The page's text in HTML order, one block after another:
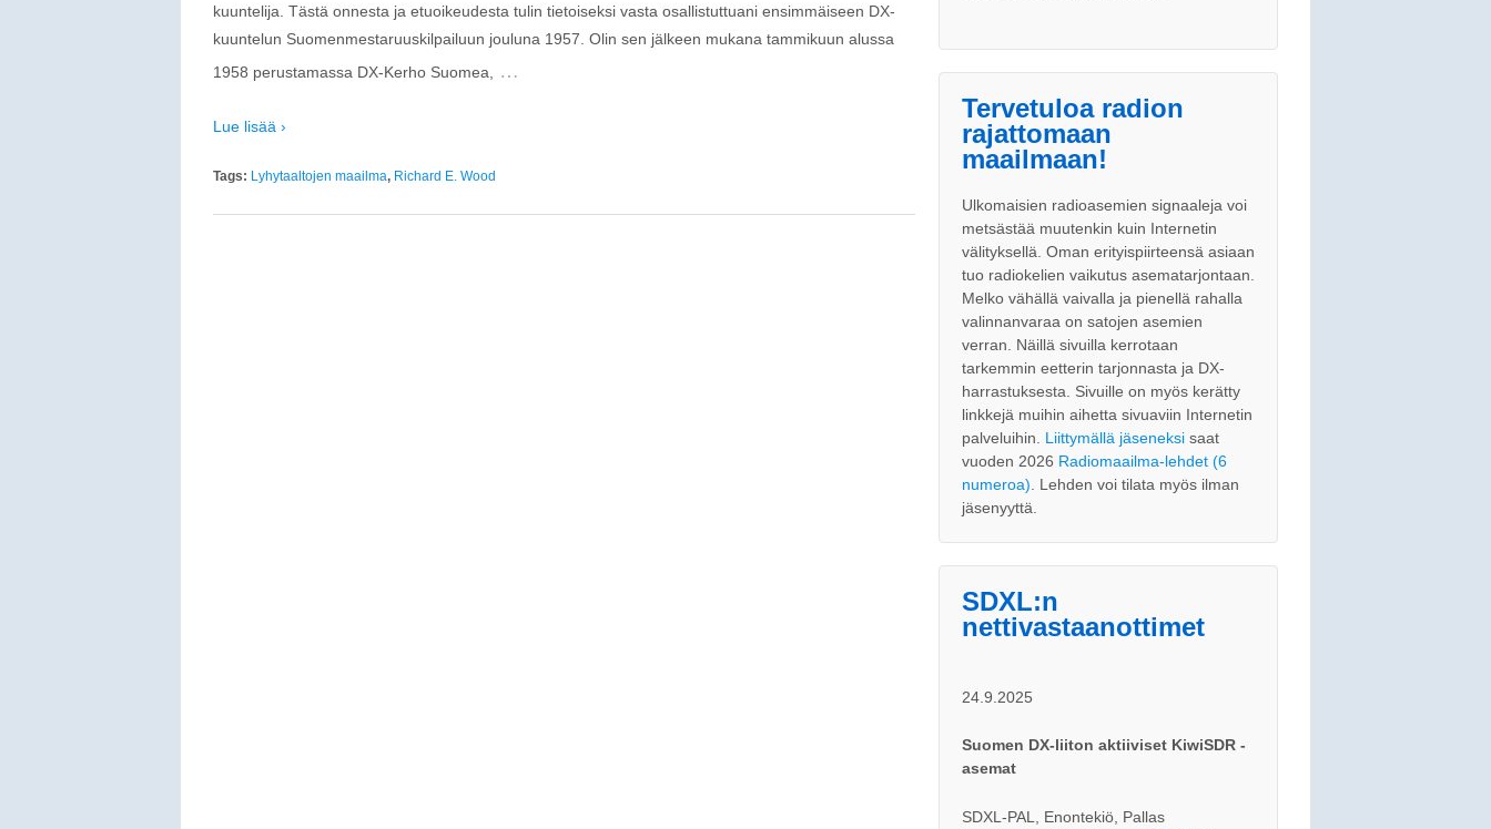
kuuntelija. Tästä onnesta ja etuoikeudesta tulin tietoiseksi vasta osallistuttuani ensimmäiseen DX-
kuuntelun Suomenmestaruuskilpailuun jouluna 1957. Olin sen jälkeen mukana tammikuun alussa
1958 perustamassa DX-Kerho Suomea,
…
Lue lisää ›
Tags: Lyhytaaltojen maailma, Richard E. Wood
Tervetuloa radion
rajattomaan
maailmaan!
Ulkomaisien radioasemien signaaleja voi
metsästää muutenkin kuin Internetin
välityksellä. Oman erityispiirteensä asiaan
tuo radiokelien vaikutus asematarjontaan.
Melko vähällä vaivalla ja pienellä rahalla
valinnanvaraa on satojen asemien
verran. Näillä sivuilla kerrotaan
tarkemmin eetterin tarjonnasta ja DX-
harrastuksesta. Sivuille on myös kerätty
linkkejä muihin aihetta sivuaviin Internetin
palveluihin. Liittymällä jäseneksi saat
vuoden 2026 Radiomaailma-lehdet (6
numeroa) . Lehden voi tilata myös ilman
jäsenyyttä.
SDXL:n
nettivastaanottimet
24.9.2025
Suomen DX-liiton aktiiviset KiwiSDR -
asemat
SDXL-PAL, Enontekiö, Pallas